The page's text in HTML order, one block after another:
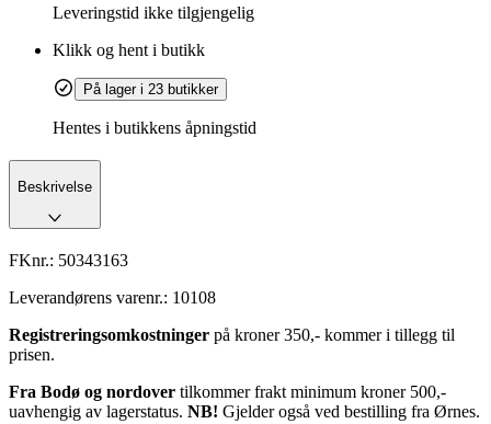
Leveringstid ikke tilgjengelig
Klikk og hent i butikk
På lager i 23 butikker
Hentes i butikkens åpningstid
Beskrivelse
FKnr.: 50343163
Leverandørens varenr.: 10108
Registreringsomkostninger på kroner 350,- kommer i tillegg til
prisen.
Fra Bodø og nordover tilkommer frakt minimum kroner 500,-
uavhengig av lagerstatus. NB! Gjelder også ved bestilling fra Ørnes.